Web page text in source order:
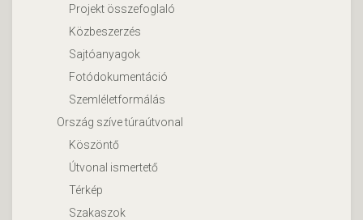
Projekt összefoglaló
Közbeszerzés
Sajtóanyagok
Fotódokumentáció
Szemléletformálás
Ország szíve túraútvonal
Köszöntő
Útvonal ismertető
Térkép
Szakaszok